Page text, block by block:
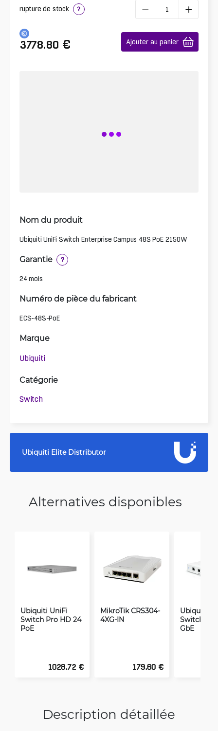
rupture de stock ?
3778.80 € Ajouter au panier
Nom du produit
Ubiquiti UniFi Switch Enterprise Campus 48S PoE 2150W
Garantie ?
24 mois
Numéro de pièce du fabricant
ECS-48S-PoE
Marque
Ubiquiti
Catégorie
Switch
Ubiquiti Elite Distributor
Alternatives disponibles
Ubiquiti UniFi
Switch Pro HD 24
PoE
1028.72 €
MikroTik CRS304-
4XG-IN
179.60 €
Ubiquiti
Switch
GbE
Description détaillée